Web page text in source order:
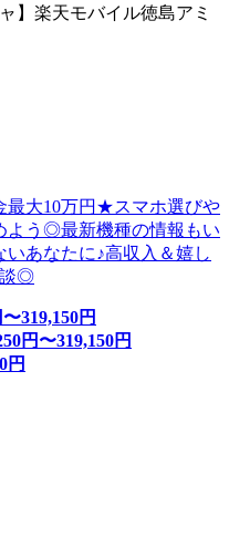
】楽天モバイル徳島アミ
最大10万円★スマホ選びや
よう◎最新機種の情報もい
あなたに♪高収入＆嬉し
談◎
〜319,150円
円〜319,150円
円